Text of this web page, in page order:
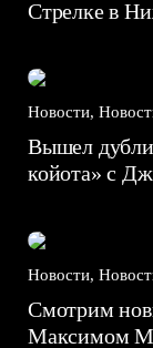
Стрелке в
Новости,
Вышел
койота» с
Новости,
Смотрим
Максимом